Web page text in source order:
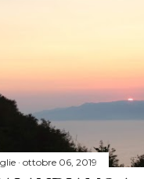
ottobre 06, 2019